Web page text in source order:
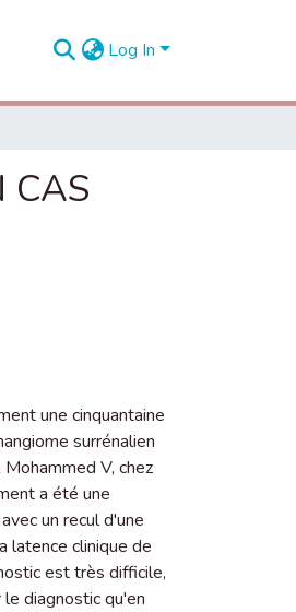
Log In
CAS
une cinquantaine
surrénalien
V, chez
a été une
un recul d'une
latence clinique de
est très difficile,
diagnostic qu'en